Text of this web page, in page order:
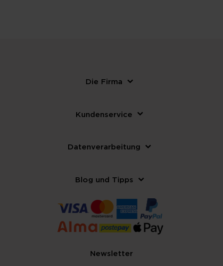
Die Firma
Kundenservice
Datenverarbeitung
Blog und Tipps
Newsletter